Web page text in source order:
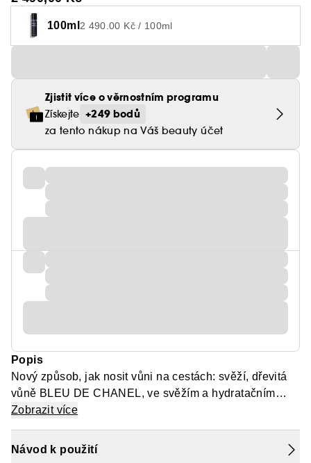
100ml 2 490.00 Kč / 100ml
Zjistit více o věrnostním programu
Získejte +249 bodů
za tento nákup na Váš beauty účet
Popis
Nový způsob, jak nosit vůni na cestách: svěží, dřevitá
vůně BLEU DE CHANEL, ve svěžím a hydratačním
parfémovaném tělovém spreji. Plný extraktu z
společností CHANEL, All-Over Spray pomáhá udržovat
Zobrazit více
Návod k použití